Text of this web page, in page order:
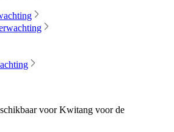
voor Kwitang voor de